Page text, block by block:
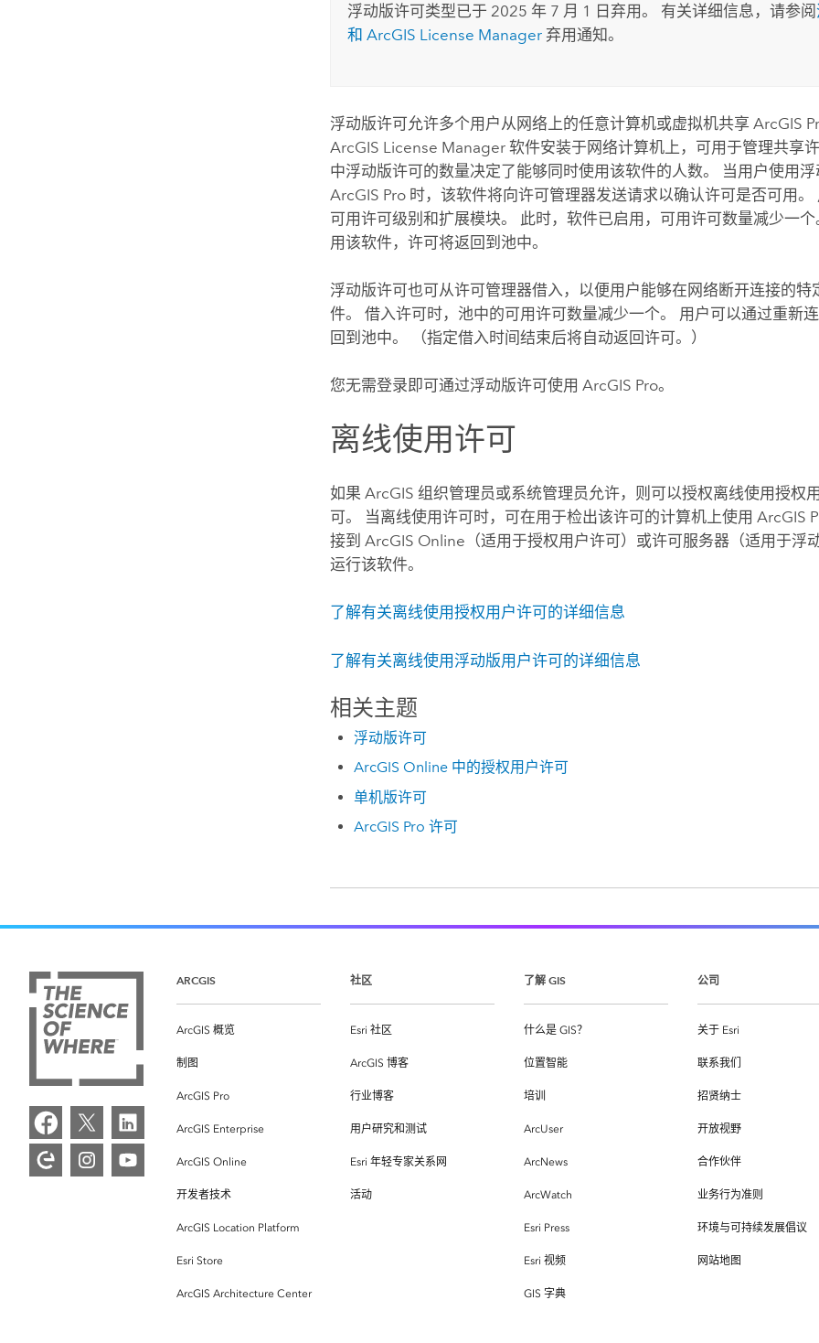
浮动版许可类型已于 2025 年 7 月 1 日弃用。 有关详细信息，请参阅
和 ArcGIS License Manager弃用通知。
浮动版许可允许多个用户从网络上的任意计算机或虚拟机共享ArcGIS
ArcGIS License Manager 软件安装于网络计算机上，可用于管理共享
中浮动版许可的数量决定了能够同时使用该软件的人数。 当用户使用
ArcGIS Pro 时，该软件将向许可管理器发送请求以确认许可是否可用
可用许可级别和扩展模块。 此时，软件已启用，可用许可数量减少一
用该软件，许可将返回到池中。
浮动版许可也可从许可管理器借入，以便用户能够在网络断开连接的特
件。 借入许可时，池中的可用许可数量减少一个。 用户可以通过重新
回到池中。 （指定借入时间结束后将自动返回许可。）
您无需登录即可通过浮动版许可使用ArcGIS Pro。
离线使用许可
如果 ArcGIS 组织管理员或系统管理员允许，则可以授权离线使用授权
可。 当离线使用许可时，可在用于检出该许可的计算机上使用ArcGIS
接到ArcGIS Online （适用于授权用户许可）或许可服务器（适用于浮
运行该软件。
了解有关离线使用授权用户许可的详细信息
了解有关离线使用浮动版用户许可的详细信息
相关主题
浮动版许可
ArcGIS Online 中的授权用户许可
单机版许可
ArcGIS Pro 许可
ARCGIS
ArcGIS 概览
制图
ArcGIS Pro
ArcGIS Enterprise
ArcGIS Online
开发者技术
ArcGIS Location Platform
Esri Store
ArcGIS Architecture Center
社区
Esri 社区
ArcGIS 博客
行业博客
用户研究和测试
Esri 年轻专家关系网
活动
了解 GIS
什么是 GIS？
位置智能
培训
ArcUser
ArcNews
ArcWatch
Esri Press
Esri 视频
GIS 字典
公司
关于 Esri
联系我们
招贤纳士
开放视野
合作伙伴
业务行为准则
环境与可持续发展倡议
网站地图